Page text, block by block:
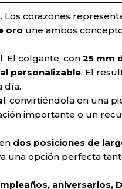
corazones
oro une ambos
El colgante, con 25 mm
personalizable. El
día.
, convirtiéndola en una
importante o un
dos posiciones de
una opción perfecta
aniversarios,